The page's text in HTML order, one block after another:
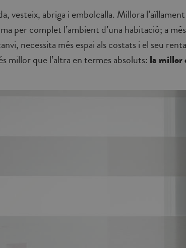
vesteix, abriga i embolcalla. Millora
per complet l’ambient d’una habitació; a
necessita més espai als costats i el seu
millor que l’altra en termes absoluts: la millor